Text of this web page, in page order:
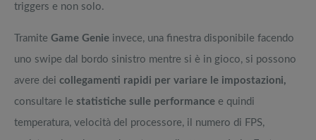
triggers e non solo.
Tramite Game Genie invece, una finestra disponibile facendo
uno swipe dal bordo sinistro mentre si è in gioco, si possono
avere dei collegamenti rapidi per variare le impostazioni,
consultare le statistiche sulle performance e quindi
temperatura, velocità del processore, il numero di FPS,